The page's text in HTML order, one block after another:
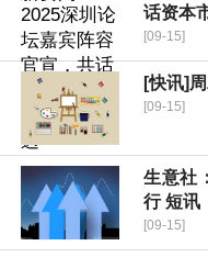
话资本
[09-15]
[快讯]
[09-15]
生意社
行 短讯
[09-15]